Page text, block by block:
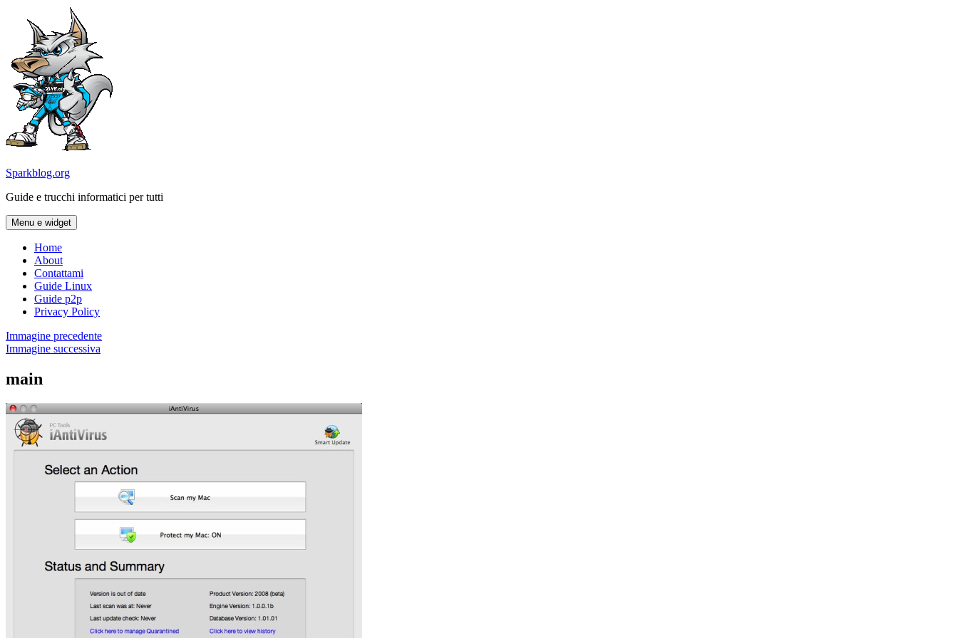
contenuto
Sparkblog.org
Guide e trucchi informatici per tutti
Menu e widget
Home
About
Contattami
Guide Linux
Guide p2p
Privacy Policy
Immagine precedente
Immagine successiva
main